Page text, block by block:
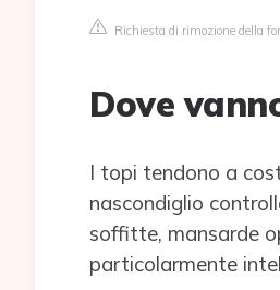
Richiesta di rimozione della
Dove
I topi tendono a
nascondiglio
soffitte, mansarde
particolarmente